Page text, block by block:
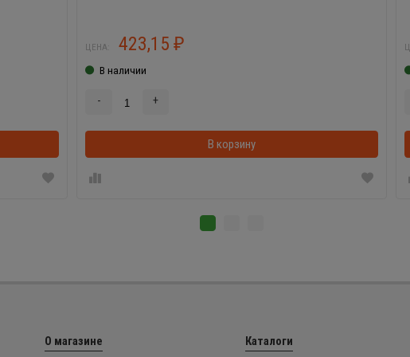
В корзинке
ЦЕНА: 423,15 ₽
В наличии
- +
В корзину
О магазине Каталоги